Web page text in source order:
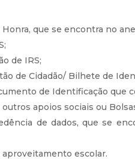
que se encontra no
de IRS;
de Cidadão/ Bilhete de
de Identificação que
apoios sociais ou
de dados, que se
escolar.